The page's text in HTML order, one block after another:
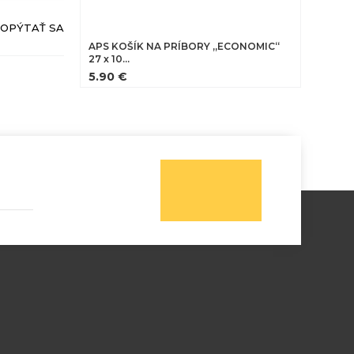
OPÝTAŤ SA
APS KOŠÍK NA PRÍBORY „ECONOMIC“
27 x 10…
5.90 €